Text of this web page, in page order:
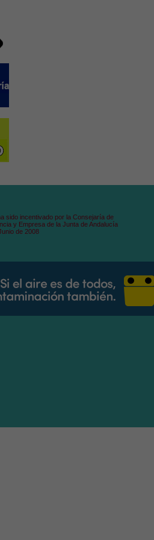
sido incentivado por la Consejaría de
y Empresa de la Junta de Andalucía
de 2008